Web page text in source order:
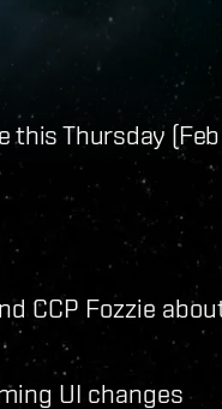
this Thursday
CCP Fozzie
UI changes